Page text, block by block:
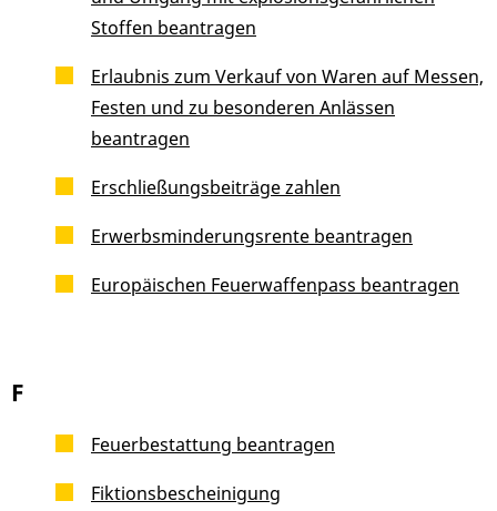
Stoffen beantragen
Erlaubnis zum Verkauf von Waren auf Messen,
Festen und zu besonderen Anlässen
beantragen
Erschließungsbeiträge zahlen
Erwerbsminderungsrente beantragen
Europäischen Feuerwaffenpass beantragen
F
Feuerbestattung beantragen
Fiktionsbescheinigung